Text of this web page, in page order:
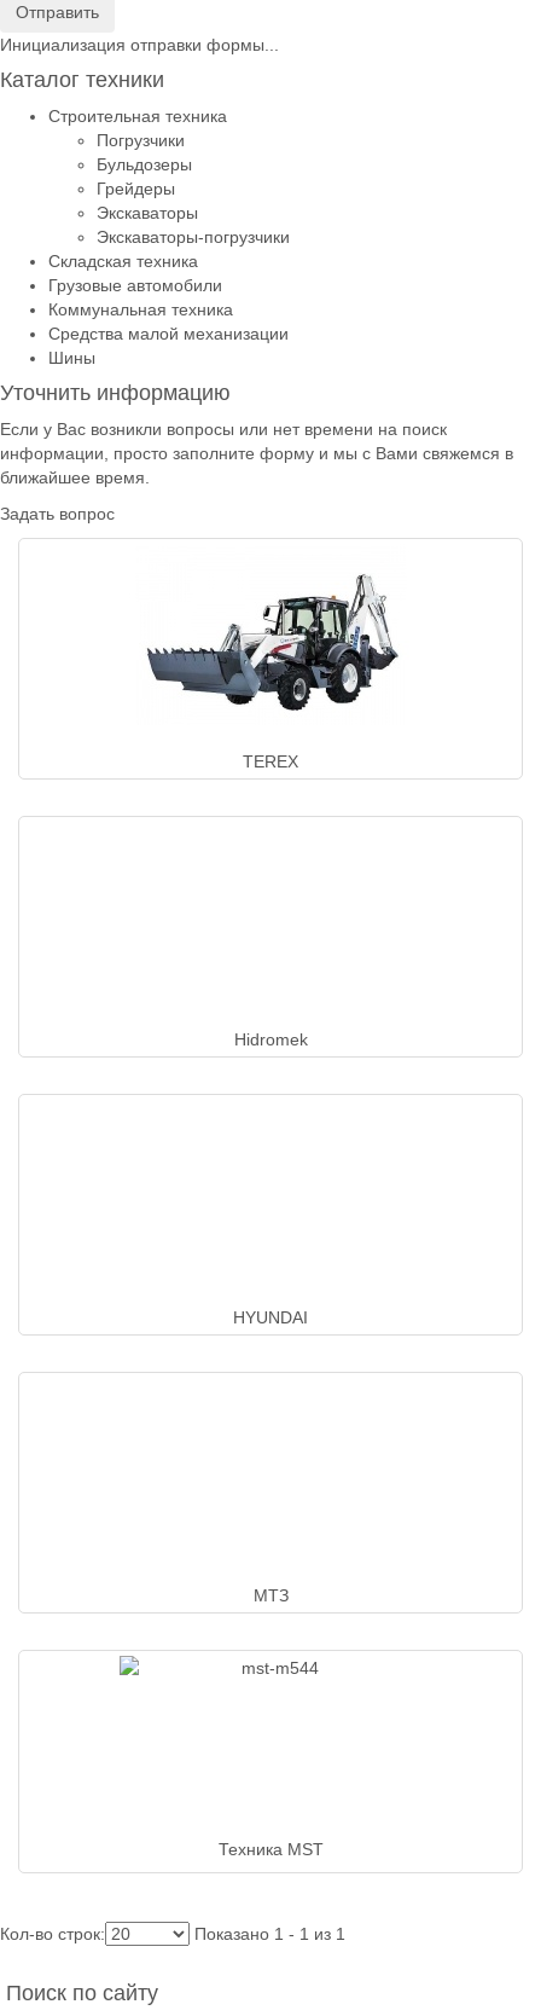
Отправить
Инициализация отправки формы...
Каталог техники
Строительная техника
Погрузчики
Бульдозеры
Грейдеры
Экскаваторы
Экскаваторы-погрузчики
Складская техника
Грузовые автомобили
Коммунальная техника
Средства малой механизации
Шины
Уточнить информацию
Если у Вас возникли вопросы или нет времени на поиск
информации, просто заполните форму и мы с Вами свяжемся в
ближайшее время.
Задать вопрос
TEREX
Hidromek
HYUNDAI
МТЗ
Техника MST
Кол-во строк: Показано 1 - 1 из 1
Поиск по сайту